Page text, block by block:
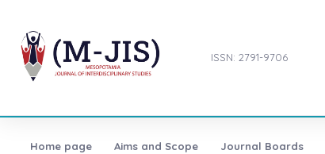
ISSN: 2791-9706
Home page Aims and Scope Journal Boards